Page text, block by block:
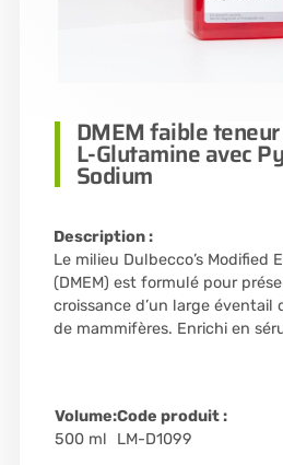
DMEM faible
L-Glutamine avec
Sodium
Description :
Le milieu Dulbecco’s Modified
(DMEM) est formulé pour
croissance d’un large éventail
de mammifères. Enrichi en
Volume:
500 ml
Code produit :
LM-D1099